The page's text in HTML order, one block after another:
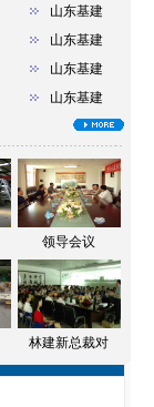
山东基建
山东基建
山东基建
山东基建
领导会议
林建新总裁对